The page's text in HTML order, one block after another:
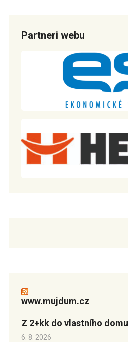
Partneri webu
www.mujdum.cz
Z 2+kk do vlastního domu
6. 8. 2026